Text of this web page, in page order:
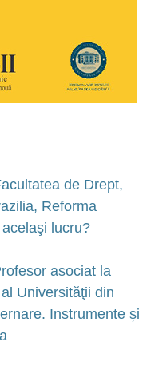
de Drept,
Reforma
lucru?
asociat la
Universităţii din
Instrumente și